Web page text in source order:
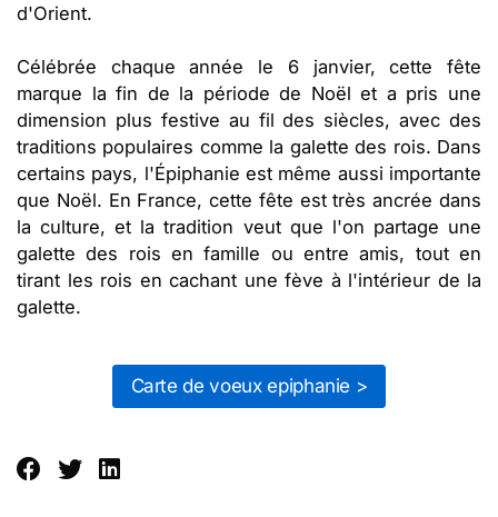
d'Orient.
Célébrée chaque année le 6 janvier, cette fête
marque la fin de la période de Noël et a pris une
dimension plus festive au fil des siècles, avec des
traditions populaires comme la galette des rois. Dans
certains pays, l'Épiphanie est même aussi importante
que Noël. En France, cette fête est très ancrée dans
la culture, et la tradition veut que l'on partage une
galette des rois en famille ou entre amis, tout en
tirant les rois en cachant une fève à l'intérieur de la
galette.
Carte de voeux epiphanie >